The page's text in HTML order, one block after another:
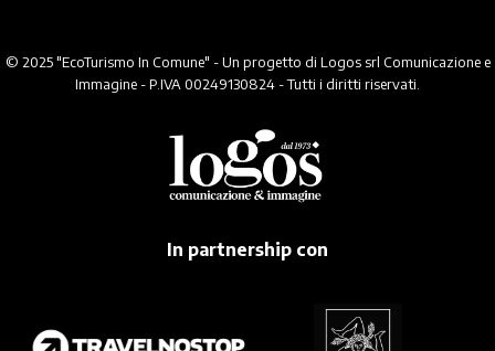
© 2025 "EcoTurismo In Comune" - Un progetto di Logos srl Comunicazione e
Immagine - P.IVA 00249130824 - Tutti i diritti riservati.
In partnership con